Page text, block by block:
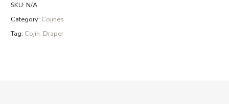
SKU:N/A
Category: Cojines
Tag: Cojín_Draper